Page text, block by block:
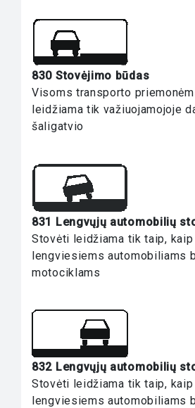
830 Stovėjimo būdas
Visoms transporto
leidžiama tik važiuojamojoje
šaligatvio
831 Lengvųjų automobilių
Stovėti leidžiama tik taip,
lengviesiems automobiliams
motociklams
832 Lengvųjų automobilių
Stovėti leidžiama tik taip,
lengviesiems automobiliams